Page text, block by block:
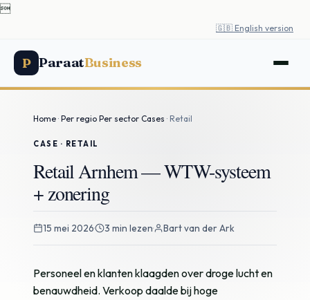

🇬🇧 English version
P ParaatBusiness
Home · Per regio Per sector Cases · Retail
CASE · RETAIL
Retail Arnhem — WTW-systeem
+ zonering
15 mei 2026· 3 min lezen· Bart van der Ark
Personeel en klanten klaagden over droge lucht en
benauwdheid. Verkoop daalde bij hoge